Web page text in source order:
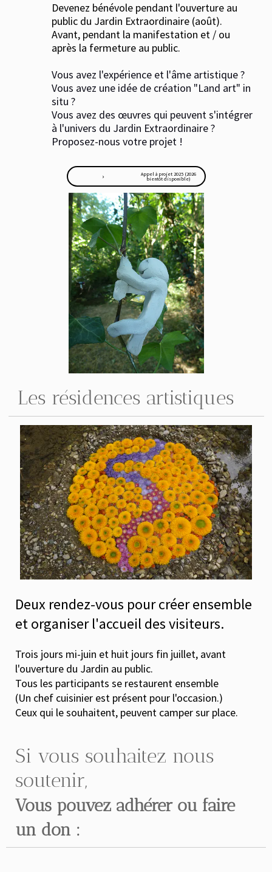
Devenez bénévole pendant l'ouverture au
public du Jardin Extraordinaire (août).
Avant, pendant la manifestation et / ou
après la fermeture au public.
Vous avez l'expérience et l'âme artistique ?
Vous avez une idée de création "Land art" in
situ ?
Vous avez des œuvres qui peuvent s'intégrer
à l'univers du Jardin Extraordinaire ?
Proposez-nous votre projet !
navigate_next
Appel à projet 2025 (2026
bientôt disponible)
Les résidences artistiques
Deux rendez-vous pour créer ensemble
et organiser l'accueil des visiteurs.
Trois jours mi-juin et huit jours fin juillet, avant
l'ouverture du Jardin au public.
Tous les participants se restaurent ensemble
(Un chef cuisinier est présent pour l'occasion.)
Ceux qui le souhaitent, peuvent camper sur place.
Si vous souhaitez nous
soutenir,
Vous pouvez adhérer ou faire
un don :